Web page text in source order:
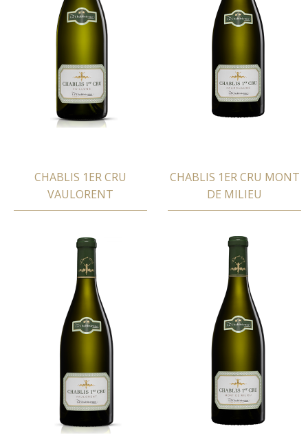
CHABLIS 1ER CRU
VAULORENT
CHABLIS 1ER CRU MONT
DE MILIEU